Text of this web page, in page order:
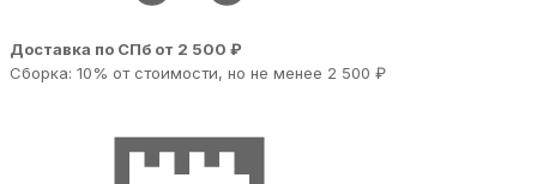
Доставка по СПб от 2 500 ₽
Сборка: 10% от стоимости, но не менее 2 500 ₽